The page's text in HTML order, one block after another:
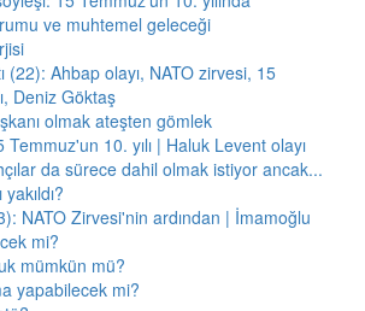
ve muhtemel geleceği
(22): Ahbap olayı, NATO zirvesi, 15
Deniz Göktaş
olmak ateşten gömlek
Temmuz'un 10. yılı | Haluk Levent olayı
da sürece dahil olmak istiyor ancak...
NATO Zirvesi'nin ardından | İmamoğlu
mi?
mümkün mü?
yapabilecek mi?